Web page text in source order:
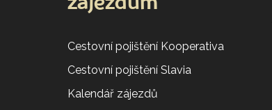
Cestovní pojištění Kooperativa
Cestovní pojištění Slavia
Kalendář zájezdů